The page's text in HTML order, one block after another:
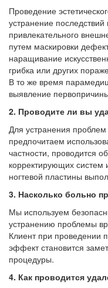
Проведение
устранение
привлекательного
путем маскировки
наращивание
грибка или других
В то же время
выявление
2. Проводите ли вы
Для устранения
предпочитаем
частности, проводится
корректирующих систем
ногтевой пластины
3. Насколько больно
Мы используем
устранению проблемы
Клиент при проведении
эффект становится
процедуры.
4. Как проводится